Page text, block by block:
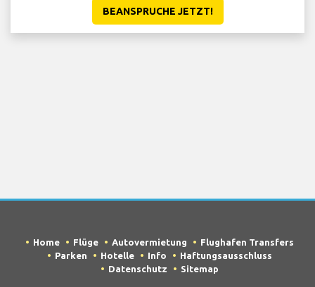
BEANSPRUCHE JETZT!
Home Flüge Autovermietung
Flughafen Transfers
Parken
Hotelle Info
Haftungsausschluss
Datenschutz
Sitemap